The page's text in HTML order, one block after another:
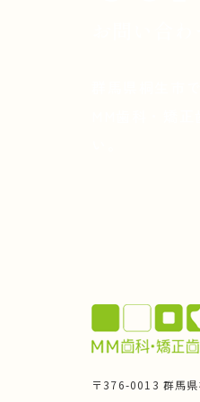
〒376-0013 群馬